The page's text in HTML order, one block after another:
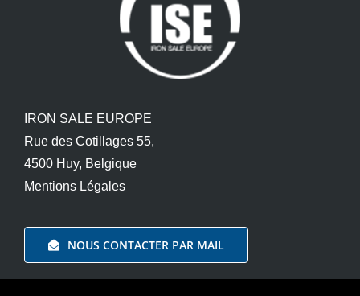
IRON SALE EUROPE
Rue des Cotillages 55,
4500 Huy, Belgique
Mentions Légales
NOUS CONTACTER PAR MAIL